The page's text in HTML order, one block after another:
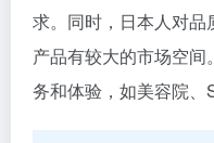
求。同时，日本人对
产品有较大的市场空
务和体验，如美容院、